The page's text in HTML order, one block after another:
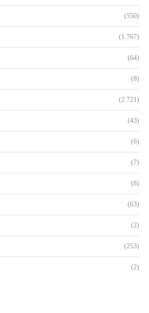
(550)
(1.767)
(64)
(8)
(2.721)
(43)
(6)
(7)
(8)
(63)
(2)
(253)
(2)